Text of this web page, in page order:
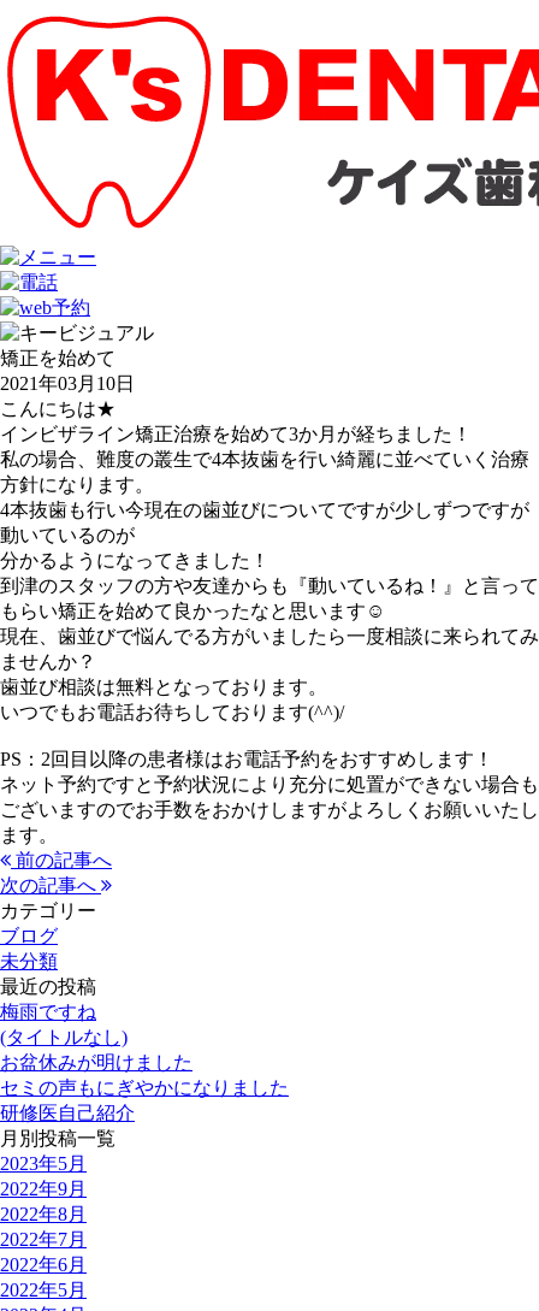
矯正を始めて
2021年03月10日
こんにちは★
インビザライン矯正治療を始めて3か月が経ちました！
私の場合、難度の叢生で4本抜歯を行い綺麗に並べていく治療
方針になります。
4本抜歯も行い今現在の歯並びについてですが少しずつですが
動いているのが
分かるようになってきました！
到津のスタッフの方や友達からも『動いているね！』と言って
もらい矯正を始めて良かったなと思います☺
現在、歯並びで悩んでる方がいましたら一度相談に来られてみ
ませんか？
歯並び相談は無料となっております。
いつでもお電話お待ちしております(^^)/
PS：2回目以降の患者様はお電話予約をおすすめします！
ネット予約ですと予約状況により充分に処置ができない場合も
ございますのでお手数をおかけしますがよろしくお願いいたし
ます。
前の記事へ
次の記事へ
カテゴリー
ブログ
未分類
最近の投稿
梅雨ですね
(タイトルなし)
お盆休みが明けました
セミの声もにぎやかになりました
研修医自己紹介
月別投稿一覧
2023年5月
2022年9月
2022年8月
2022年7月
2022年6月
2022年5月